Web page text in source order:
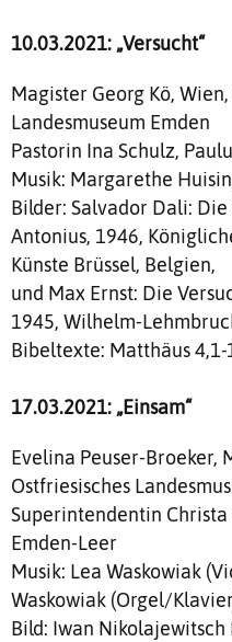
10.03.2021: „Versucht“
Magister Georg Kö,
Landesmuseum Emden
Pastorin Ina Schulz,
Musik: Margarethe
Bilder: Salvador Dali:
Antonius, 1946,
Künste Brüssel, Belgien,
und Max Ernst: Die
1945, Wilhelm-
Bibeltexte: Matthäus
17.03.2021: „Einsam“
Evelina Peuser-Broeker,
Ostfriesisches
Superintendentin
Emden-Leer
Musik: Lea Waskowiak
Waskowiak (Orgel/
Bild: Iwan Nikolajewitsch